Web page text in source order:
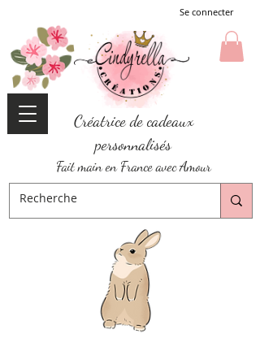
Se connecter
Créatrice de cadeaux
personnalisés
Fait main en France avec Amour